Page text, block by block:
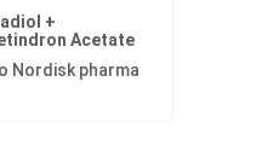
+
Acetate
Nordisk pharma